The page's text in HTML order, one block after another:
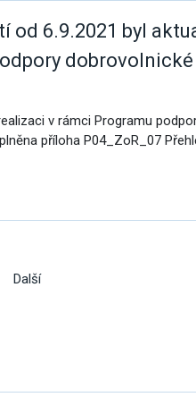
6.9.2021 byl
v rámci Programu
příloha P04_ZoR_07
Další